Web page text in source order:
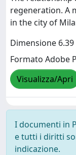
regeneration. A
in the city of
Dimensione 6.39
Formato Adobe
Visualizza/Apri
I documenti in
e tutti i diritti
indicazione.